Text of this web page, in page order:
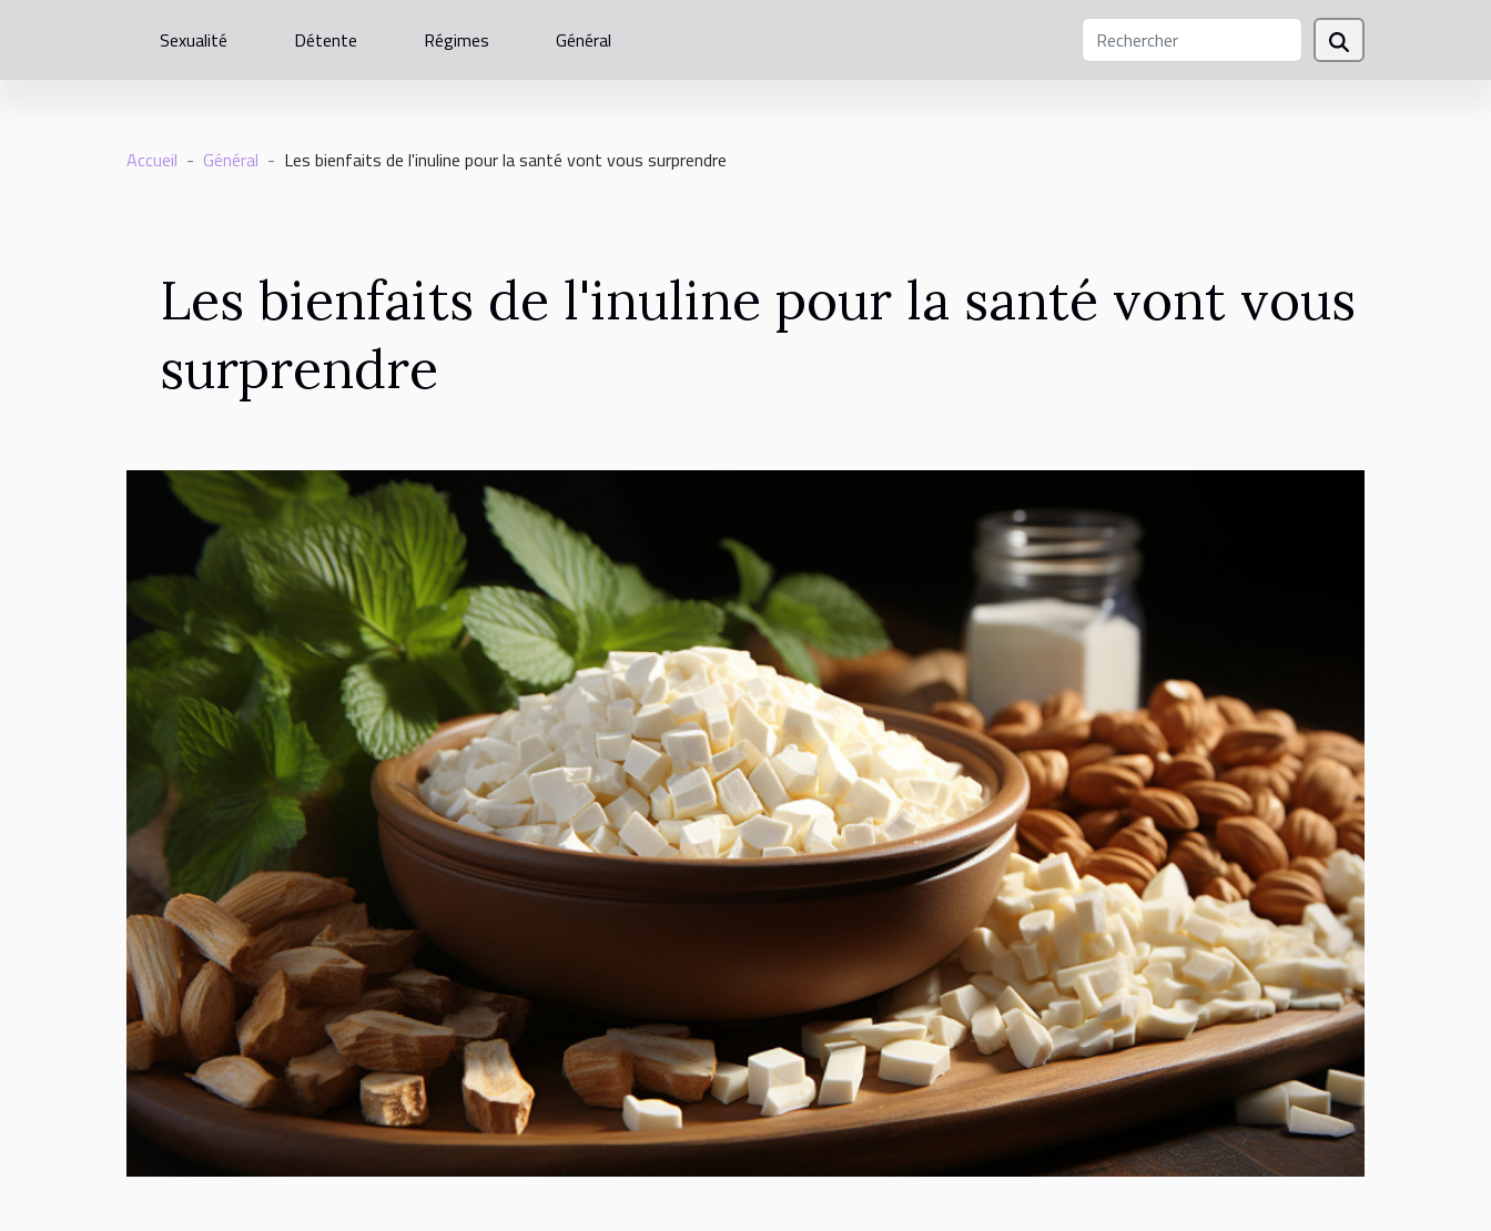
Sexualité Détente Régimes Général
Accueil Général Les bienfaits de l'inuline pour la santé vont vous surprendre
Les bienfaits de l'inuline pour la santé vont vous
surprendre